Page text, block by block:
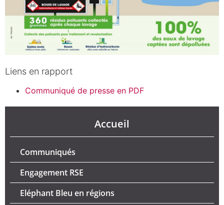
Accueil
Communiqués
Engagement RSE
Eléphant Bleu en régions
Liens en rapport
Communiqué de presse en PDF